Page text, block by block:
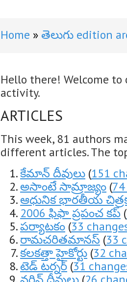
Home తెలుగు edition
Hello there! Welcome
activity.
ARTICLES
This week, 81 authors
different articles. The
కేమాన్ దీవులు (151
అసాంటే సామ్రాజ్యం (
ఆధునిక భారతీయ
2006 ఫిఫా ప్రపంచ కప్ (
పర్యాటకం (33
రామచరితమానస్ (33
కలకత్తా హైకోర్టు (32
టెడ్ టర్నర్ (31